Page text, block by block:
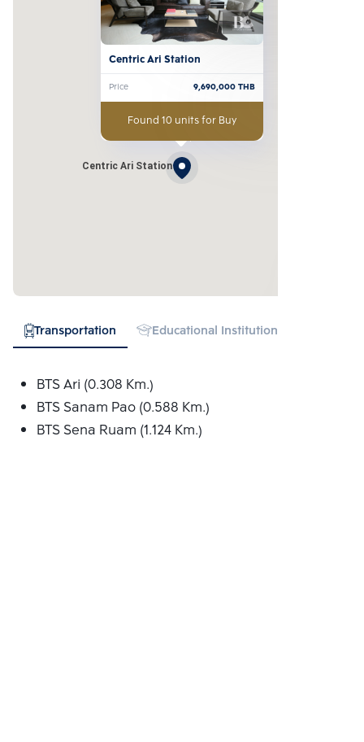
Centric Ari Station
Centric Ari Station
Price 9,690,000THB
Found 10 units for Buy
Transportation Educational Institution
BTS Ari (0.308 Km.)
BTS Sanam Pao (0.588 Km.)
BTS Sena Ruam (1.124 Km.)